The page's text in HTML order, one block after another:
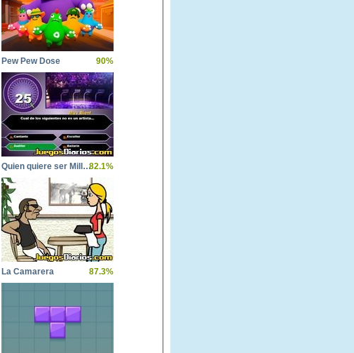
Pew Pew Dose 90%
Quien quiere ser Millonario82.1%
La Camarera 87.3%